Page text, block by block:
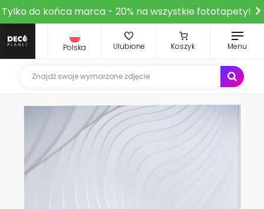
Tylko do końca marca - 20% na wszystkie fototapety!
Polska Ulubione Koszyk Menu